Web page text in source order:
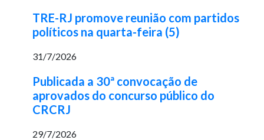
TRE-RJ promove reunião com partidos
políticos na quarta-feira (5)
31/7/2026
Publicada a 30ª convocação de
aprovados do concurso público do
CRCRJ
29/7/2026